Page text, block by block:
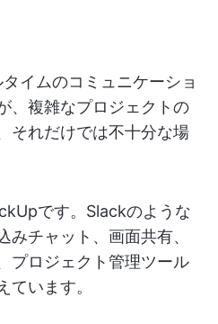
イムのコミュニケーショ
、複雑なプロジェクトの
それだけでは不十分な場
です。Slackのような
チャット、画面共有、
プロジェクト管理ツール
ています。